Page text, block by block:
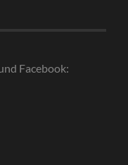
Facebook: